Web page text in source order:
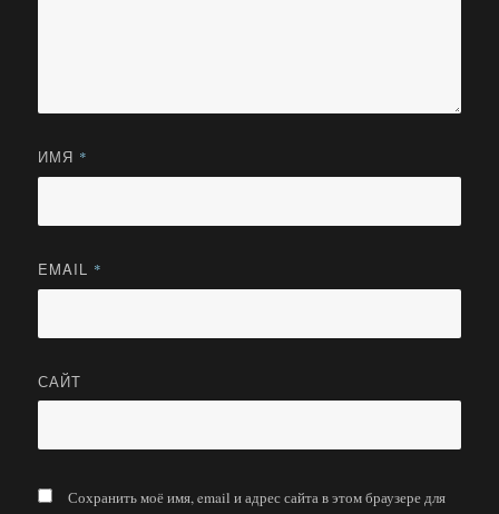
ИМЯ *
EMAIL *
САЙТ
Сохранить моё имя, email и адрес сайта в этом браузере для